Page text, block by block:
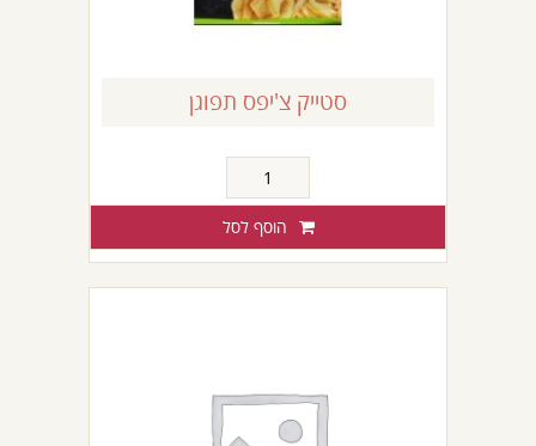
סטייק צ'יפס תפוגן
של
סטייק
צ'יפס
הוסף לסל